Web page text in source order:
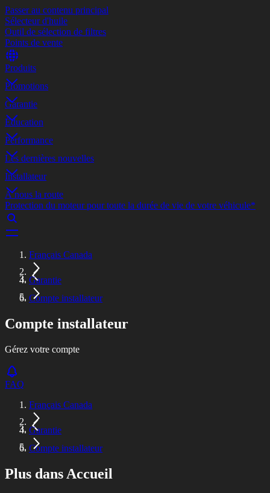
Passer au contenu principal
Sélecteur d'huile
Outil de sélection de filtres
Points de vente
Produits
Promotions
Garantie
Éducation
Performance
Les dernières nouvelles
Installateur
À nous la route
Protection du moteur pour toute la durée de vie de votre véhicule*
Français Canada
Garantie
Compte installateur
Compte installateur
Gérez votre compte
FAQ
Français Canada
Garantie
Compte installateur
Plus dans Accueil